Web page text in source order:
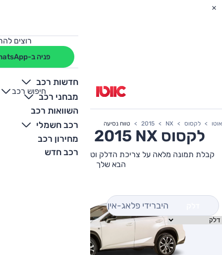
רוצים
פניה ב-WhatsApp
חדשות רכב
מבחני רכב
השוואות רכב
רכב חשמלי
מחירון רכב
רכב חדש
חיפוש רכב
+
-
אוטו לקסוס NX
2015 טווח נסיעה
לקסוס NX
הבא שלך
היברידי פלאג-אין